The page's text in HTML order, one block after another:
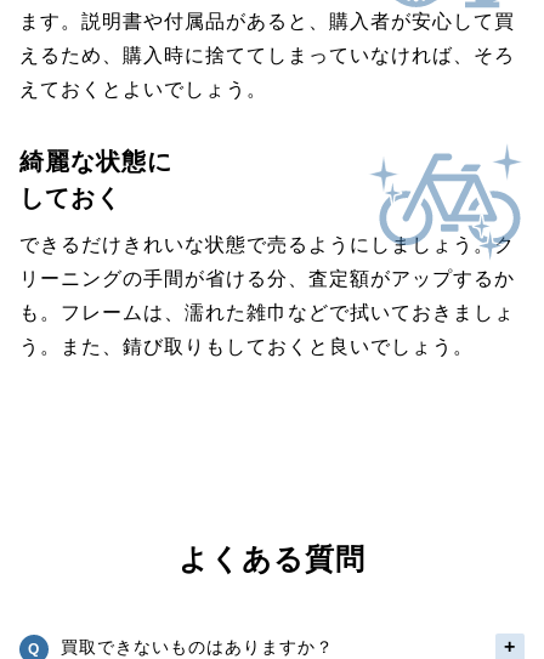
ます。説明書や付属品があると、購入者が安心して買
えるため、購入時に捨ててしまっていなければ、そろ
えておくとよいでしょう。
綺麗な状態に
しておく
できるだけきれいな状態で売るようにしましょう。ク
リーニングの手間が省ける分、査定額がアップするか
も。フレームは、濡れた雑巾などで拭いておきましょ
う。また、錆び取りもしておくと良いでしょう。
よくある質問
買取できないものはありますか？